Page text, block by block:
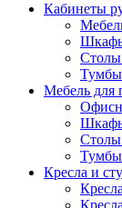
Кабинеты
Шкафы
Столы
Тумбы
Мебель для
Кресла и